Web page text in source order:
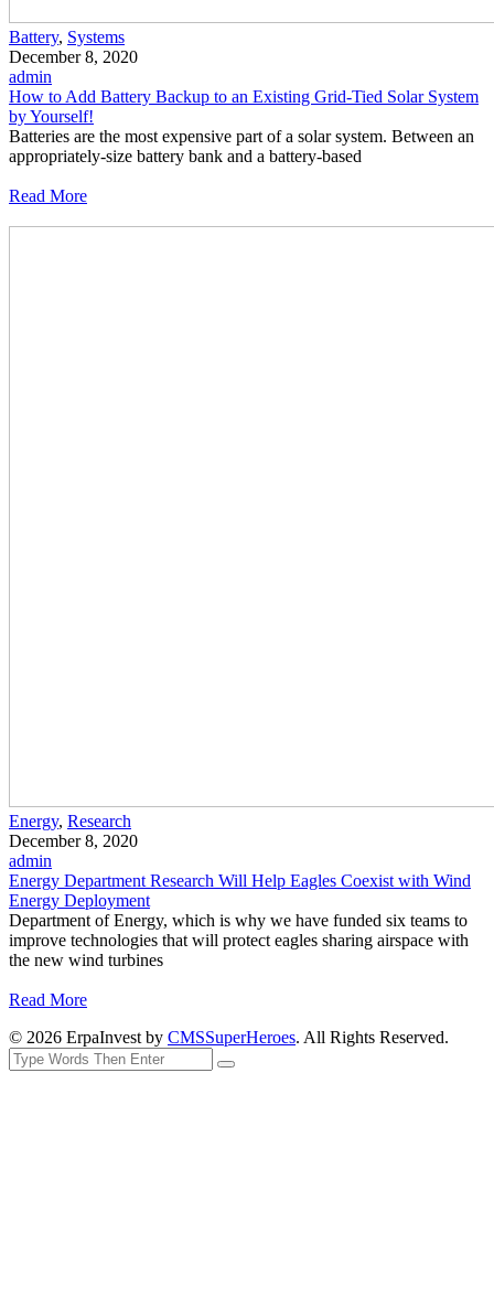
Battery, Systems
December 8, 2020
admin
How to Add Battery Backup to an Existing Grid-Tied Solar System
by Yourself!
Batteries are the most expensive part of a solar system. Between an
appropriately-size battery bank and a battery-based
Read More
Energy, Research
December 8, 2020
admin
Energy Department Research Will Help Eagles Coexist with Wind
Energy Deployment
Department of Energy, which is why we have funded six teams to
improve technologies that will protect eagles sharing airspace with
the new wind turbines
Read More
© 2026 ErpaInvest by CMSSuperHeroes. All Rights Reserved.